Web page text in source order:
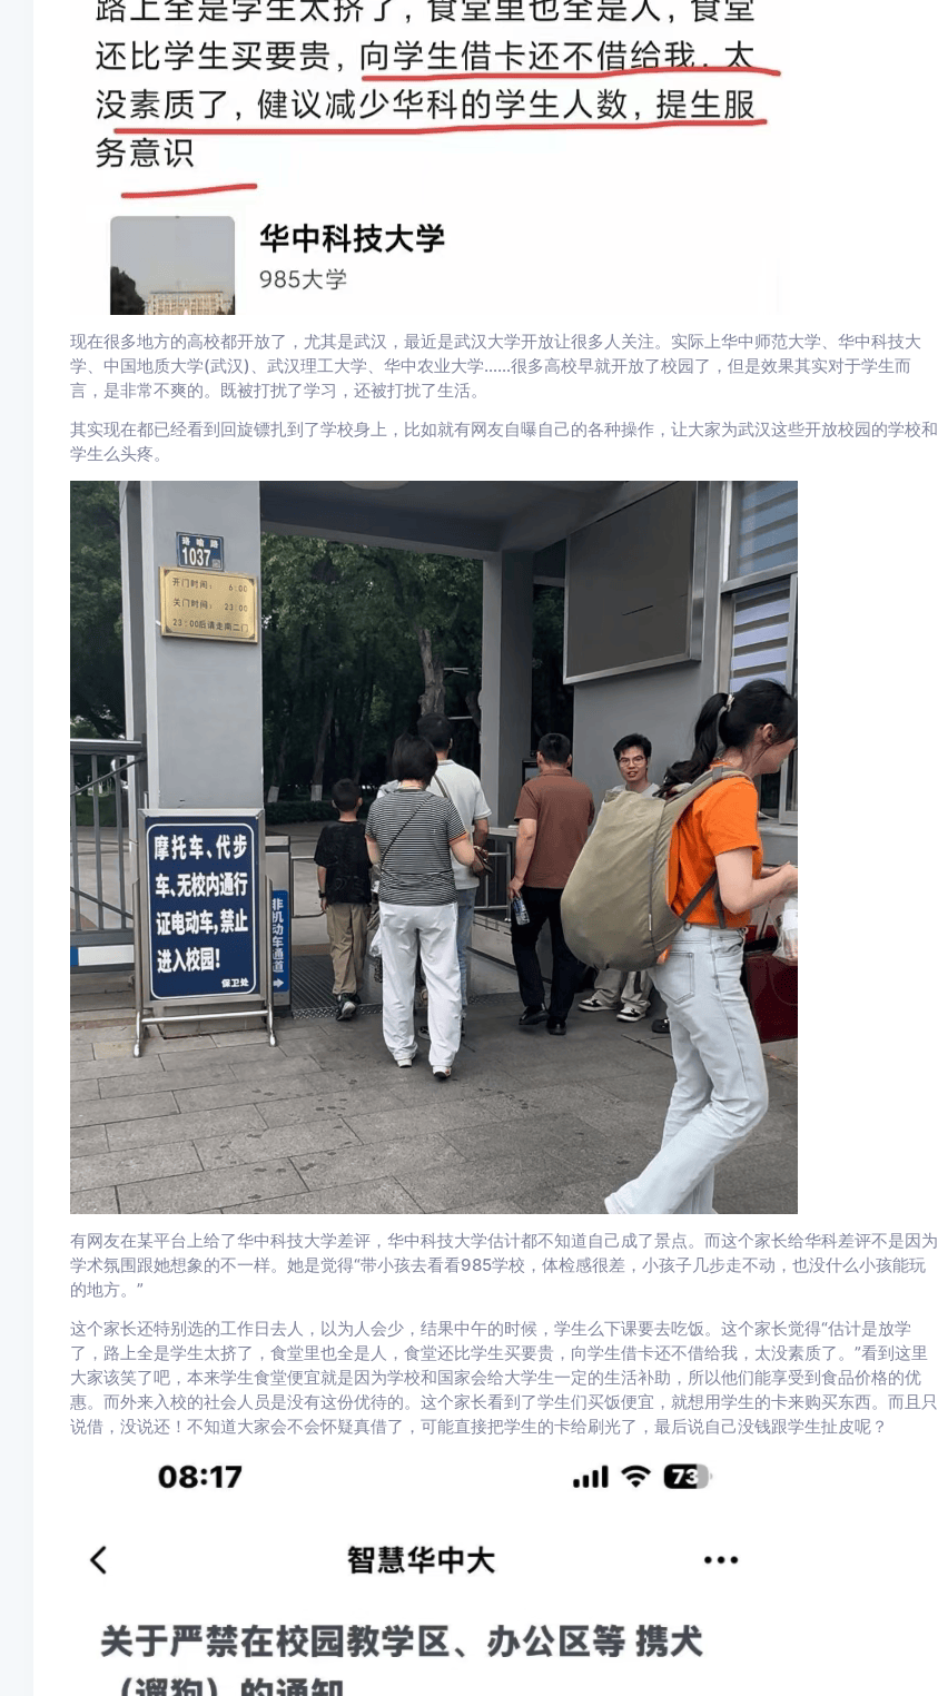
现在很多地方的高校都开放了，尤其是武汉，最近是武汉大学开放让很多人关注。实际上华中师范大学、华中科技大
学、中国地质大学(武汉)、武汉理工大学、华中农业大学……很多高校早就开放了校园了，但是效果其实对于学生而
言，是非常不爽的。既被打扰了学习，还被打扰了生活。
其实现在都已经看到回旋镖扎到了学校身上，比如就有网友自曝自己的各种操作，让大家为武汉这些开放校园的学校和
学生么头疼。
有网友在某平台上给了华中科技大学差评，华中科技大学估计都不知道自己成了景点。而这个家长给华科差评不是因为
学术氛围跟她想象的不一样。她是觉得“带小孩去看看985学校，体检感很差，小孩子几步走不动，也没什么小孩能玩
的地方。”
这个家长还特别选的工作日去人，以为人会少，结果中午的时候，学生么下课要去吃饭。这个家长觉得“估计是放学
了，路上全是学生太挤了，食堂里也全是人，食堂还比学生买要贵，向学生借卡还不借给我，太没素质了。”看到这里
大家该笑了吧，本来学生食堂便宜就是因为学校和国家会给大学生一定的生活补助，所以他们能享受到食品价格的优
惠。而外来入校的社会人员是没有这份优待的。这个家长看到了学生们买饭便宜，就想用学生的卡来购买东西。而且只
说借，没说还！不知道大家会不会怀疑真借了，可能直接把学生的卡给刷光了，最后说自己没钱跟学生扯皮呢？